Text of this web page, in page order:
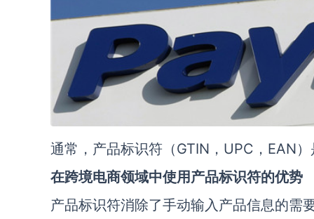
通常，产品标识符（GTIN，UPC，EAN
在跨境电商领域中使用产品标识符的优势
产品标识符消除了手动输入产品信息的需